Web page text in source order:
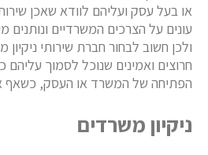
או בעל עסק ועליהם לוודא שאכן
עונים על הצרכים המשרדיים
ולכן חשוב לבחור חברת שירותי
חרוצים ואמינים שנוכל לסמוך
הפתיחה של המשרד או העסק, כשאף
ניקיון משרדים